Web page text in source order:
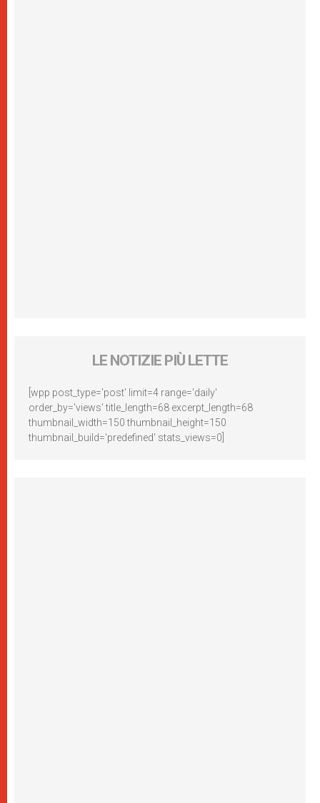
LE NOTIZIE PIÙ LETTE
[wpp post_type='post' limit=4 range='daily'
order_by='views' title_length=68 excerpt_length=68
thumbnail_width=150 thumbnail_height=150
thumbnail_build='predefined' stats_views=0]